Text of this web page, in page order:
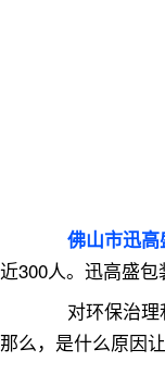
佛山市迅
近300人。迅高盛
对环保治理
那么，是什么原因